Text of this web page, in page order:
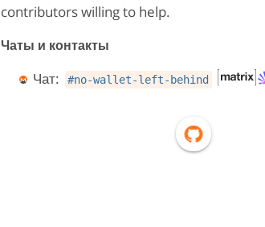
contributors willing to help.
Чаты и контакты
Чат: #no-wallet-left-behind